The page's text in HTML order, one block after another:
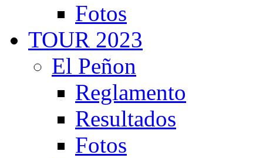
Fotos
TOUR 2023
El Peñon
Reglamento
Resultados
Fotos